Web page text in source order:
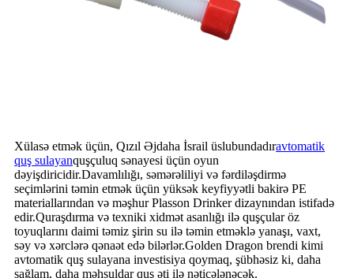
Xülasə etmək üçün, Qızıl Əjdaha İsrail üslubundadıravtomatik
quş sulayanquşçuluq sənayesi üçün oyun
dəyişdiricidir.Davamlılığı, səmərəliliyi və fərdiləşdirmə
seçimlərini təmin etmək üçün yüksək keyfiyyətli bakirə PE
materiallarından və məşhur Plasson Drinker dizaynından istifadə
edir.Quraşdırma və texniki xidmət asanlığı ilə quşçular öz
toyuqlarını daimi təmiz şirin su ilə təmin etməklə yanaşı, vaxt,
səy və xərclərə qənaət edə bilərlər.Golden Dragon brendi kimi
avtomatik quş sulayana investisiya qoymaq, şübhəsiz ki, daha
sağlam, daha məhsuldar quş əti ilə nəticələnəcək.